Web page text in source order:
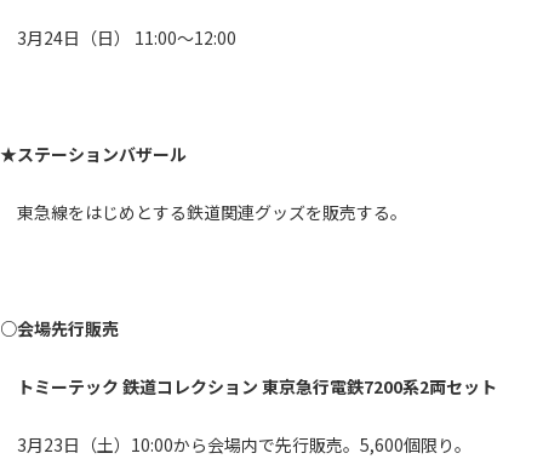
3月24日（日） 11:00～12:00
★ステーションバザール
東急線をはじめとする鉄道関連グッズを販売する。
○会場先行販売
トミーテック 鉄道コレクション 東京急行電鉄7200系2両セット
3月23日（土）10:00から会場内で先行販売。5,600個限り。